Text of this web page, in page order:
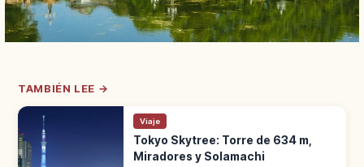
TAMBIÉN LEE →
Viaje
Tokyo Skytree: Torre de 634 m,
Miradores y Solamachi